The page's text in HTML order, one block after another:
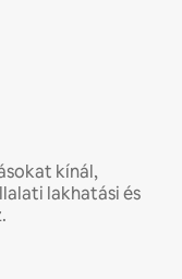
kínál,
lakhatási és